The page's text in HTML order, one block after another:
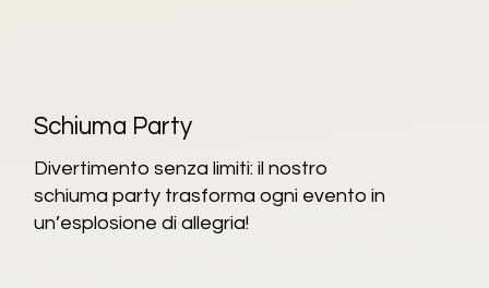
Schiuma Party
Divertimento senza limiti: il nostro
schiuma party trasforma ogni evento in
un’esplosione di allegria!